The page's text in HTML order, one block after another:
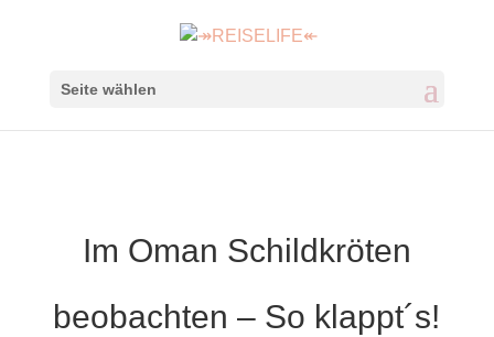
Seite wählen
Im Oman Schildkröten
beobachten – So klappt´s!